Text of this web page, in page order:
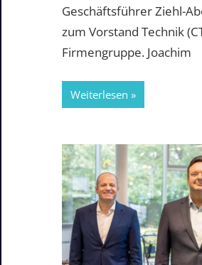
Geschäftsführer Ziehl-
zum Vorstand Technik
Firmengruppe. Joachim
Weiterlesen